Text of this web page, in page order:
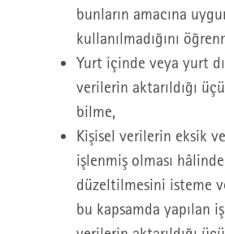
bunların amacına
kullanılmadığını
Yurt içinde veya yurt
verilerin aktarıldığı
bilme,
Kişisel verilerin eksik
işlenmiş olması
düzeltilmesini isteme
bu kapsamda yapılan